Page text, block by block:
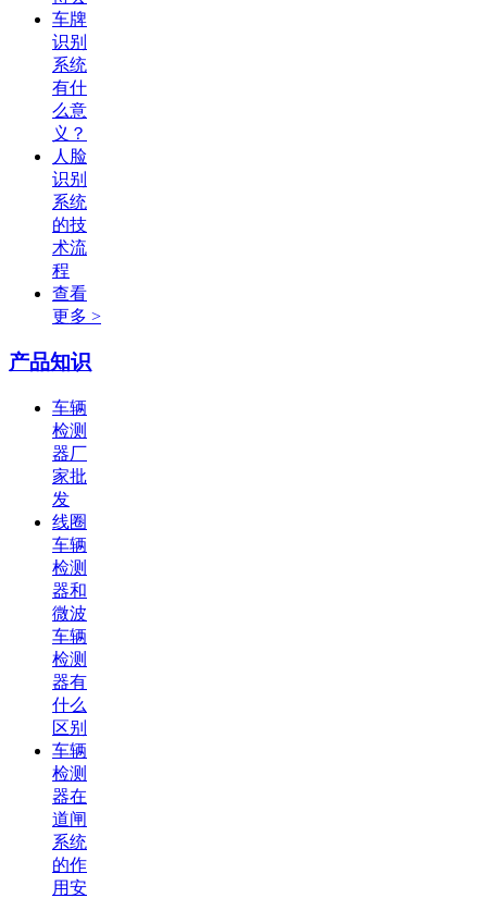
车牌
识别
系统
有什
么意
义？
人脸
识别
系统
的技
术流
程
查看
更多 >
产品知识
车辆
检测
器厂
家批
发
线圈
车辆
检测
器和
微波
车辆
检测
器有
什么
区别
车辆
检测
器在
道闸
系统
的作
用安